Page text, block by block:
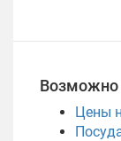
Возможно
Цены